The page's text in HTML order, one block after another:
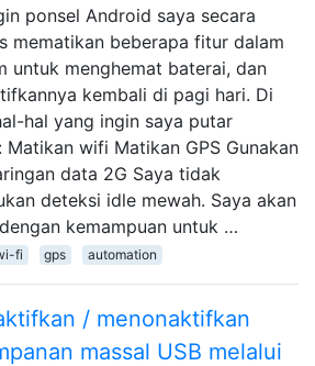
ponsel Android saya secara
mematikan beberapa fitur dalam
untuk menghemat baterai, dan
kembali di pagi hari. Di
hal yang ingin saya putar
Matikan wifi Matikan GPS Gunakan
data 2G Saya tidak
deteksi idle mewah. Saya akan
kemampuan untuk …
fi gps automation
/ menonaktifkan
massal USB melalui